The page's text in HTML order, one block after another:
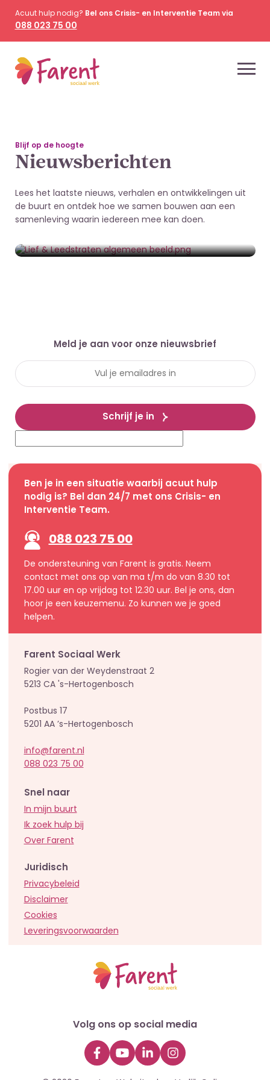
Acuut hulp nodig? Bel ons Crisis- en Interventie Team via
088 023 75 00
Blijf op de hoogte
Nieuwsberichten
Lees het laatste nieuws, verhalen en ontwikkelingen uit
de buurt en ontdek hoe we samen bouwen aan een
samenleving waarin iedereen mee kan doen.
2 juli 2026
Straat wordt sterker van burenhulp
Meld je aan voor onze nieuwsbrief
Schrijf je in
Ben je in een situatie waarbij acuut hulp
nodig is? Bel dan 24/7 met ons Crisis- en
Interventie Team.
088 023 75 00
De ondersteuning van Farent is gratis. Neem
contact met ons op van ma t/m do van 8.30 tot
17.00 uur en op vrijdag tot 12.30 uur. Bel je ons, dan
hoor je een keuzemenu. Zo kunnen we je goed
helpen.
Farent Sociaal Werk
Rogier van der Weydenstraat 2
5213 CA 's-Hertogenbosch
Postbus 17
5201 AA ’s-Hertogenbosch
info@farent.nl
088 023 75 00
Snel naar
In mijn buurt
Ik zoek hulp bij
Over Farent
Juridisch
Privacybeleid
Disclaimer
Cookies
Leveringsvoorwaarden
Volg ons op social media